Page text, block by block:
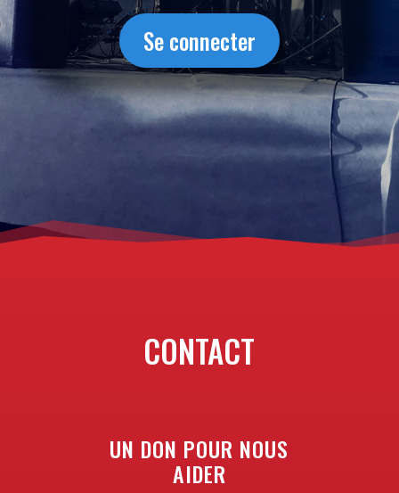
Se connecter
CONTACT
UN DON POUR NOUS
AIDER